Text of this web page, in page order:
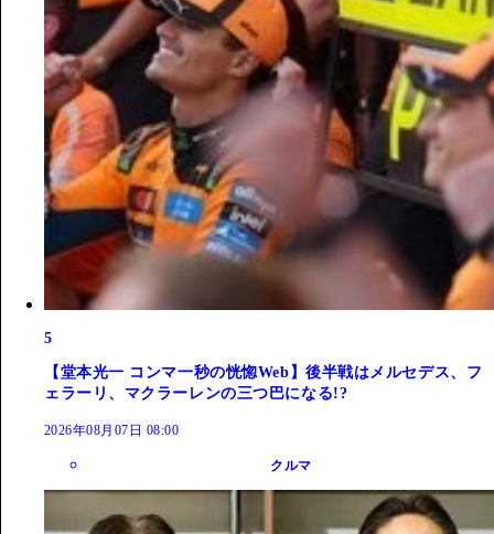
5
【堂本光一 コンマ一秒の恍惚Web】後半戦はメルセデス、フ
ェラーリ、マクラーレンの三つ巴になる!?
2026年08月07日 08:00
クルマ